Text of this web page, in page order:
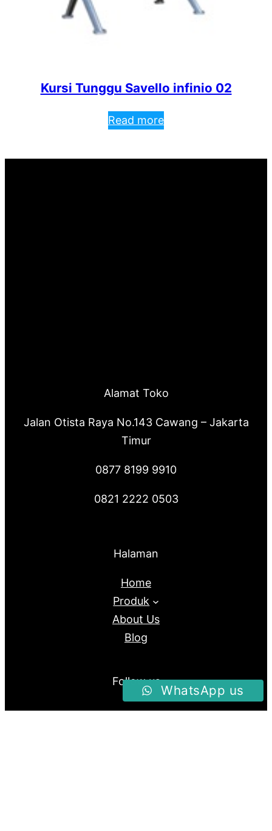
Kursi Tunggu Savello infinio 02
Read more
Alamat Toko
Jalan Otista Raya No.143 Cawang – Jakarta
Timur
0877 8199 9910
0821 2222 0503
Halaman
Home
Produk
About Us
Blog
Follow us
WhatsApp us